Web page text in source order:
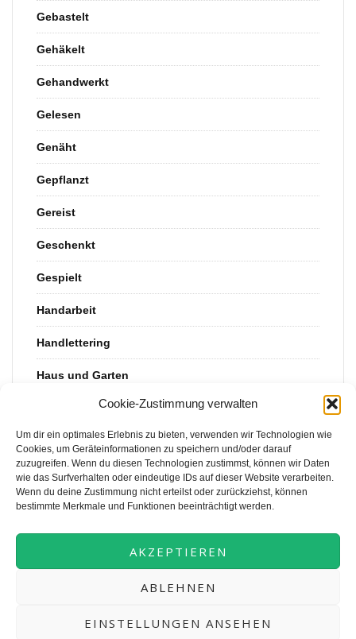
Cookie-Zustimmung verwalten
Um dir ein optimales Erlebnis zu bieten, verwenden wir Technologien wie
Cookies, um Geräteinformationen zu speichern und/oder darauf
zuzugreifen. Wenn du diesen Technologien zustimmst, können wir Daten
wie das Surfverhalten oder eindeutige IDs auf dieser Website verarbeiten.
Wenn du deine Zustimmung nicht erteilst oder zurückziehst, können
bestimmte Merkmale und Funktionen beeinträchtigt werden.
AKZEPTIEREN
ABLEHNEN
EINSTELLUNGEN ANSEHEN
Gebastelt
Gehäkelt
Gehandwerkt
Gelesen
Genäht
Gepflanzt
Gereist
Geschenkt
Gespielt
Handarbeit
Handlettering
Haus und Garten
Rezept
Uncategorized
Upcycling